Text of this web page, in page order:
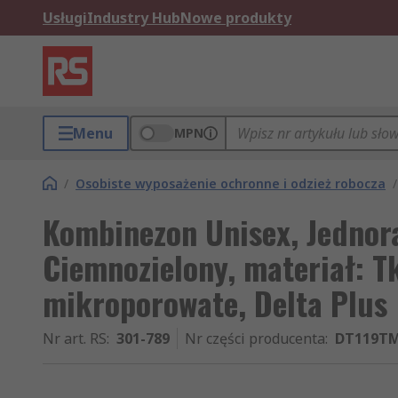
UsługiIndustry HubNowe produkty
Menu MPN
/ Osobiste wyposażenie ochronne i odzież robocza /
Kombinezon Unisex,
Ciemnozielony, materiał:
mikroporowate, Delta Plus
Nr art. RS: 301-789 Nr części producenta: